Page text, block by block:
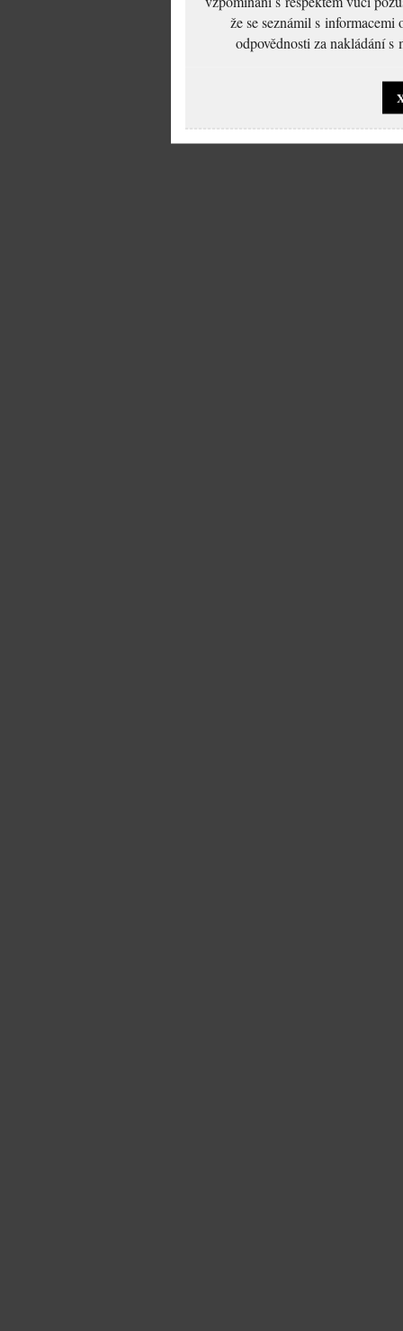
že se seznámil s
odpovědnosti za nakládání